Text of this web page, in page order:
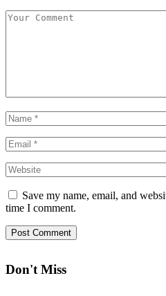
Save my name, email, and
time I comment.
Don't Miss